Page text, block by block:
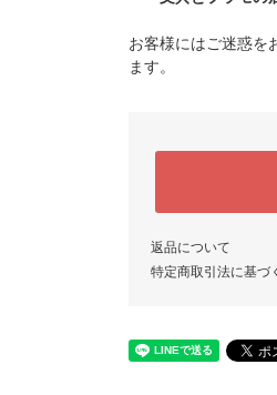
お客様にはご迷惑を
ます。
返品について
特定商取引法に基づ